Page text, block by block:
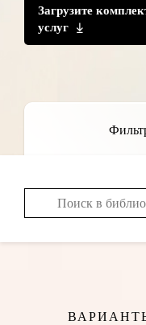
Загрузите
услуг